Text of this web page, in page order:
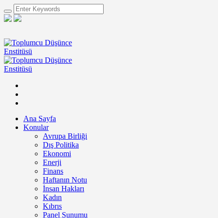
Ana Sayfa
Konular
Avrupa Birliği
Dış Politika
Ekonomi
Enerji
Finans
Haftanın Notu
İnsan Hakları
Kadın
Kıbrıs
Panel Sunumu